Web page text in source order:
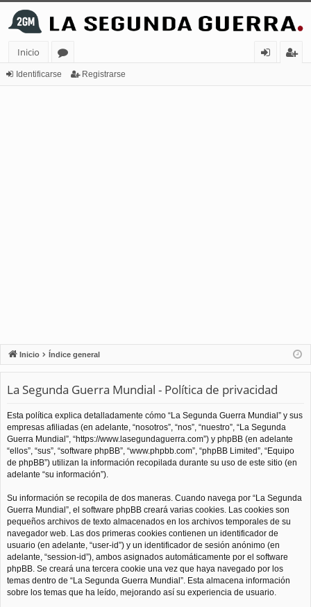
Inicio
or
Identificarse Registrarse
Inicio Índice general
La Segunda Guerra Mundial - Política de privacidad
Esta política explica detalladamente cómo “La Segunda Guerra Mundial” y sus
empresas afiliadas (en adelante, “nosotros”, “nos”, “nuestro”, “La Segunda
Guerra Mundial”, “https://www.lasegundaguerra.com”) y phpBB (en adelante
“ellos”, “sus”, “software phpBB”, “www.phpbb.com”, “phpBB Limited”, “Equipo
de phpBB”) utilizan la información recopilada durante su uso de este sitio (en
adelante “su información”).
Su información se recopila de dos maneras. Cuando navega por “La Segunda
Guerra Mundial”, el software phpBB creará varias cookies. Las cookies son
pequeños archivos de texto almacenados en los archivos temporales de su
navegador web. Las dos primeras cookies contienen un identificador de
usuario (en adelante, “user-id”) y un identificador de sesión anónimo (en
adelante, “session-id”), ambos asignados automáticamente por el software
phpBB. Se creará una tercera cookie una vez que haya navegado por los
temas dentro de “La Segunda Guerra Mundial”. Esta almacena información
sobre los temas que ha leído, mejorando así su experiencia de usuario.